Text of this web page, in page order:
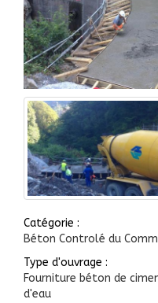
Catégorie :
Béton Controlé du
Type d'ouvrage :
Fourniture béton de
d'eau